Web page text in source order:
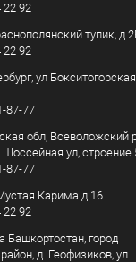
22 92
тупик,
22 92
ул
87-77
обл, Всеволожский
Шоссейная ул, строение
87-77
Карима д.16
22 92
Башкортостан, город
д. Геофизиков, ул.